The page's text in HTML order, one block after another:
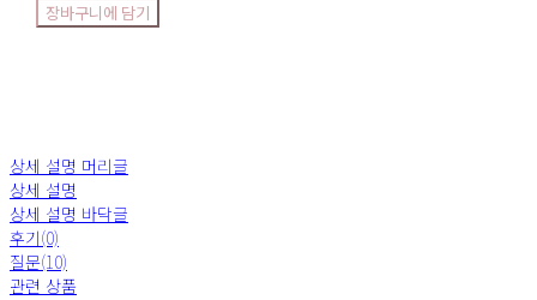
장바구니에 담기
상세 설명 머리글
상세 설명
상세 설명 바닥글
후기(0)
질문(10)
관련 상품